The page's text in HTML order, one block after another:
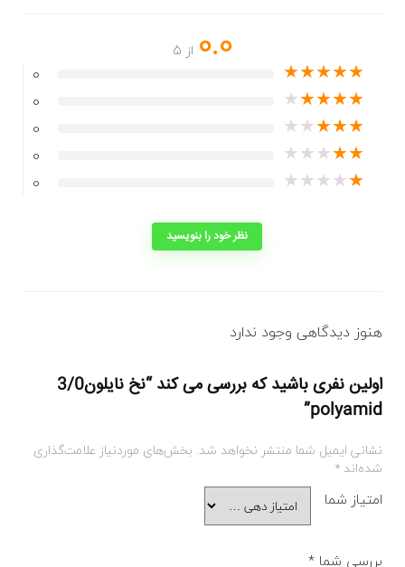
0.0 از 5
★
★
★
★
★
0
★
★
★
★
★
0
★
★
★
★
★
0
★
★
★
★
★
0
★
★
★
★
★
0
نظر خود را بنویسید
هنوز دیدگاهی وجود ندارد
اولین نفری باشید که بررسی می کند “نخ نایلون3/0
polyamid”
نشانی ایمیل شما منتشر نخواهد شد. بخش‌های موردنیاز علامت‌گذاری
شده‌اند *
امتیاز شما
بررسی شما *